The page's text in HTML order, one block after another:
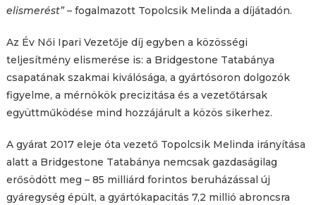
elismerést”– fogalmazott Topolcsik Melinda a díjátadón.
Az Év Női Ipari Vezetője díj egyben a közösségi
teljesítmény elismerése is: a Bridgestone Tatabánya
csapatának szakmai kiválósága, a gyártósoron dolgozók
figyelme, a mérnökök precizitása és a vezetőtársak
együttműködése mind hozzájárult a közös sikerhez.
A gyárat 2017 eleje óta vezető Topolcsik Melinda irányítása
alatt a Bridgestone Tatabánya nemcsak gazdaságilag
erősödött meg – 85 milliárd forintos beruházással új
gyáregység épült, a gyártókapacitás 7,2 millió abroncsra